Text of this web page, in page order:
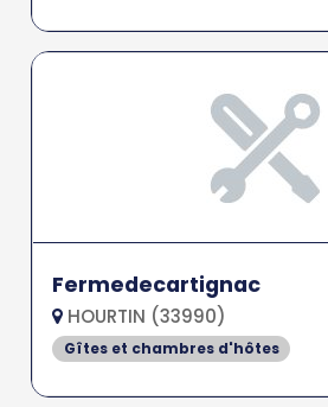
Fermedecartignac
HOURTIN (33990)
Gîtes et chambres d'hôtes